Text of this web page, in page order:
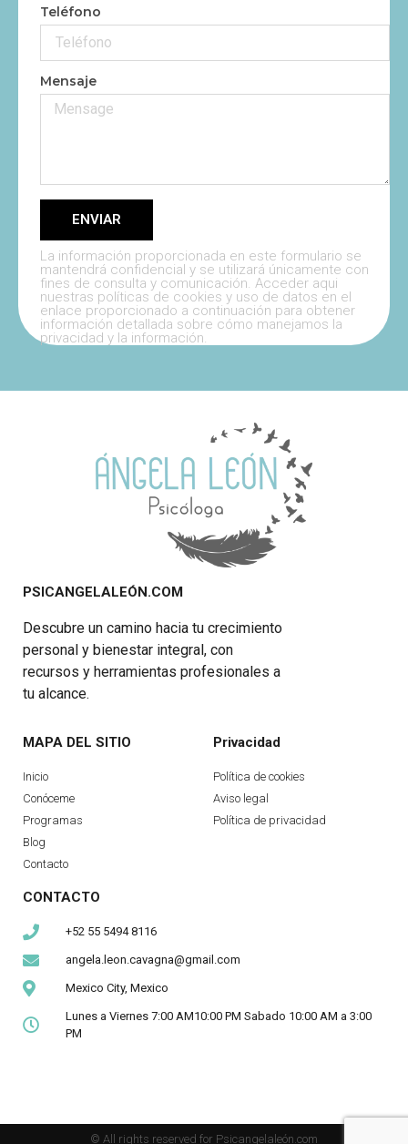
Teléfono
Mensaje
ENVIAR
La información proporcionada en este formulario se
mantendrá confidencial y se utilizará únicamente con
fines de consulta y comunicación. Acceder aqui
nuestras políticas de cookies y uso de datos en el
enlace proporcionado a continuación para obtener
información detallada sobre cómo manejamos la
privacidad y la información.
PSICANGELALEÓN.COM
Descubre un camino hacia tu crecimiento
personal y bienestar integral, con
recursos y herramientas profesionales a
tu alcance.
MAPA DEL SITIO
Inicio
Conóceme
Programas
Blog
Contacto
Privacidad
Política de cookies
Aviso legal
Política de privacidad
CONTACTO
+52 55 5494 8116
angela.leon.cavagna@gmail.com
Mexico City, Mexico
Lunes a Viernes 7:00 AM10:00 PM Sabado 10:00 AM a 3:00
PM
© All rights reserved for Psicangelaleón.com